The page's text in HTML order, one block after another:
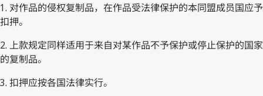
1. 对作品的侵权复制品，在作品受法律保护的本同盟成员国应予
扣押。
2. 上款规定同样适用于来自对某作品不予保护或停止保护的国家
的复制品。
3. 扣押应按各国法律实行。